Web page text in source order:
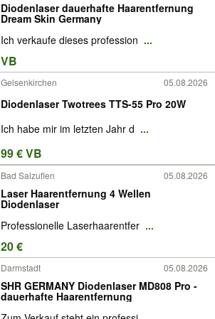
Diodenlaser dauerhafte Haarentfernung
Dream Skin Germany
Ich verkaufe dieses profession ...
VB
Gelsenkirchen 05.08.2026
Diodenlaser Twotrees TTS-55 Pro 20W
Ich habe mir im letzten Jahr d ...
99 € VB
Bad Salzuflen 05.08.2026
Laser Haarentfernung 4 Wellen
Diodenlaser
Professionelle Laserhaarentfer ...
20 €
Darmstadt 05.08.2026
SHR GERMANY Diodenlaser MD808 Pro -
dauerhafte Haarentfernung